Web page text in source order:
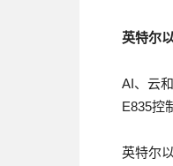
英特尔
AI、云
E835控
英特尔